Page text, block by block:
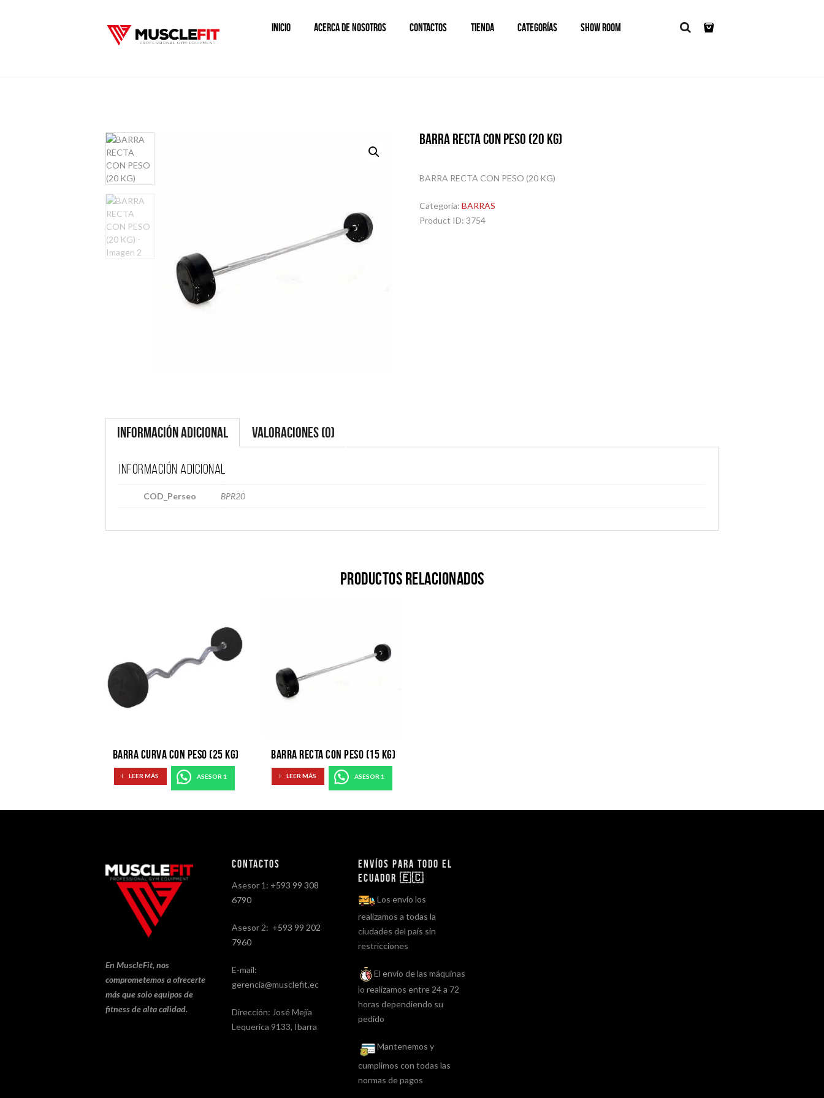
INICIO ACERCA DE NOSOTROS CONTACTOS TIENDA CATEGORÍAS SHOW ROOM
BARRA RECTA CON PESO (20 KG)
BARRA RECTA CON PESO (20 KG)
Categoría: BARRAS
Product ID: 3754
Información adicional Valoraciones (0)
Información adicional
COD_Perseo BPR20
Productos relacionados
BARRA CURVA CON PESO (25 KG)
LEER MÁS ASESOR 1
BARRA RECTA CON PESO (15 KG)
LEER MÁS ASESOR 1
En MuscleFit, nos
comprometemos a ofrecerte
más que solo equipos de
fitness de alta calidad.
Contactos
Asesor 1: +593 99 308
6790
Asesor 2: +593 99 202
7960
E-mail:
gerencia@musclefit.ec
Dirección: José Mejía
Lequerica 9133, Ibarra
Envíos para todo el
ECUADOR 🇪🇨
Los envío los
realizamos a todas la
ciudades del país sin
restricciones
El envío de las máquinas
lo realizamos entre 24 a 72
horas dependiendo su
pedido
Mantenemos y
cumplimos con todas las
normas de pagos